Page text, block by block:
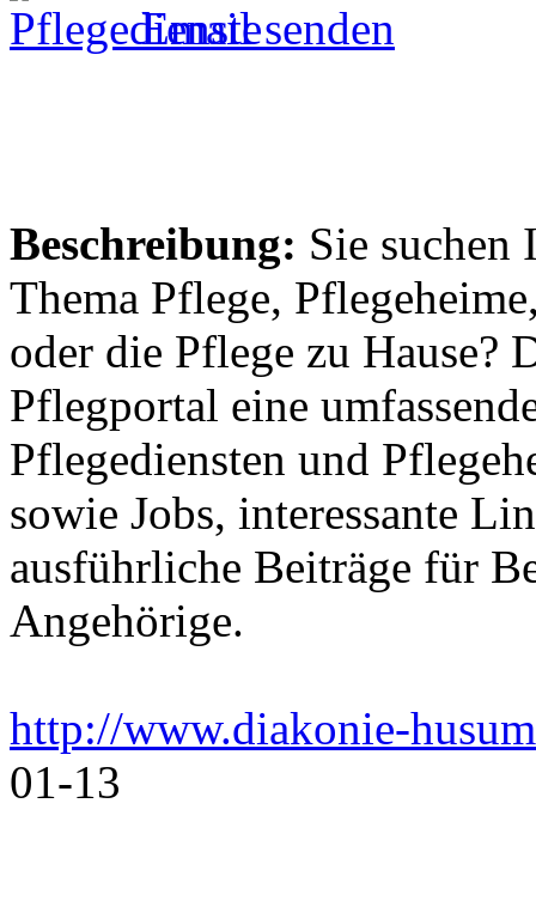
Email senden
Beschreibung: Sie suchen
Thema Pflege,
oder die Pflege zu Hause?
Pflegportal eine
Pflegediensten und
sowie Jobs, interessante
ausführliche Beiträge für
Angehörige.
http://www.diakonie-
01-13